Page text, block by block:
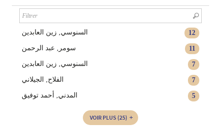
12 السنوسي‏, ‏زين العابدين‏
11 سومر, عبد الرحمن
7 السنوسي, زين العابدين
7 الفلاح, الجيلاني
5 المدني, أحمد توفيق
VOIR PLUS (25)